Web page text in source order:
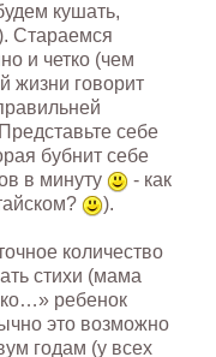
кушать,
Стараемся
и четко (чем
жизни говорит
себе
бубнит себе
в минуту
- как
).
количество
стихи (мама
ребенок
это возможно
годам (у всех